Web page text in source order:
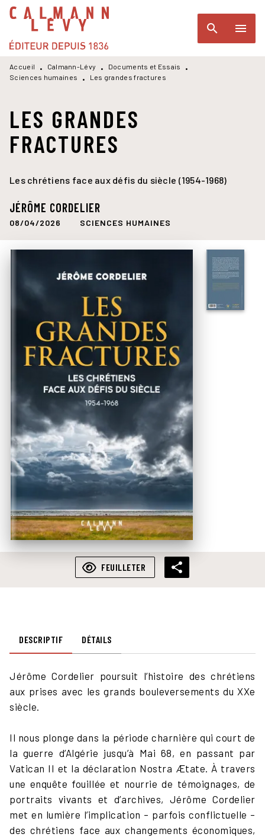
MENU RECHERCHE
PIED DE PAGE
search menu
Accueil • Calmann-Lévy • Documents et Essais
•
Sciences humaines
• Les grandes fractures
LES GRANDES
FRACTURES
Les chrétiens face aux défis du siècle (1954-1968)
JÉRÔME CORDELIER
08/04/2026 SCIENCES HUMAINES
FEUILLETER
DESCRIPTIF DÉTAILS
Jérôme Cordelier poursuit l’histoire des chrétiens
aux prises avec les grands bouleversements du XXe
siècle.
Il nous plonge dans la période charnière qui court de
la guerre d’Algérie jusqu’à Mai 68, en passant par
Vatican II et la déclaration Nostra Ætate. À travers
une enquête fouillée et nourrie de témoignages, de
portraits vivants et d’archives, Jérôme Cordelier
met en lumière l’implication – parfois conflictuelle –
des chrétiens face aux changements économiques,